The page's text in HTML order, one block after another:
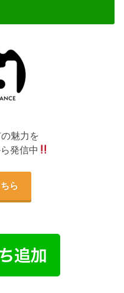
魅力を
発信中
ら